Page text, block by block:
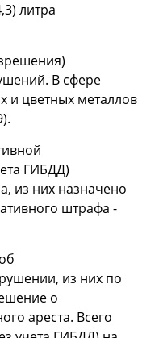
литра
В сфере
и цветных металлов
ГИБДД)
из них назначено
штрафа -
из них по
о
ареста. Всего